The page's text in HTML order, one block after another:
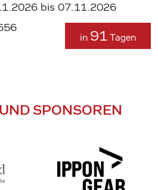
bis 07.11.2026
in 91 Tagen
SPONSOREN